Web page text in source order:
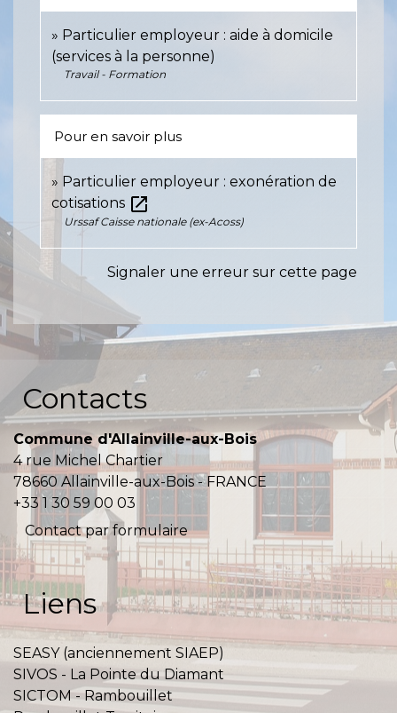
Particulier employeur : aide à domicile
(services à la personne)
Travail - Formation
Pour en savoir plus
Particulier employeur : exonération de
cotisations open_in_new
Urssaf Caisse nationale (ex-Acoss)
Signaler une erreur sur cette page
Contacts
Commune d'Allainville-aux-Bois
4 rue Michel Chartier
78660 Allainville-aux-Bois - FRANCE
+33 1 30 59 00 03
Contact par formulaire
Liens
SEASY (anciennement SIAEP)
SIVOS - La Pointe du Diamant
SICTOM - Rambouillet